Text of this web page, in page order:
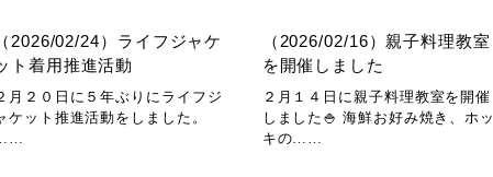
2026/02/24）ライフジャケ
ト着用推進活動
月２０日に５年ぶりにライフジ
ケット推進活動をしました。
（2026/02/16）親子料理教室
を開催しました
２月１４日に親子料理教室を開催
しました🍚 海鮮お好み焼き、ホッ
キの……